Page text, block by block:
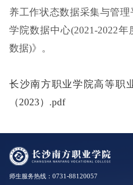
养工作状态数据采集与管
学院数据中心(2021-2022
数据)》。
长沙南方职业学院高等职
（2023）.pdf
师生服务热线： 0731-88120057